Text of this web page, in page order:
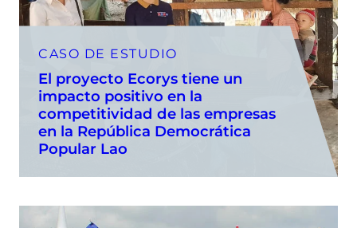
CASO DE ESTUDIO
El proyecto Ecorys tiene un
impacto positivo en la
competitividad de las empresas
en la República Democrática
Popular Lao